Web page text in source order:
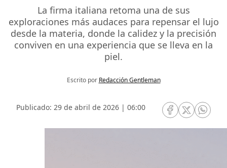
La firma italiana retoma una de sus
exploraciones más audaces para repensar el lujo
desde la materia, donde la calidez y la precisión
conviven en una experiencia que se lleva en la
piel.
Escrito por Redacción Gentleman
Publicado: 29 de abril de 2026 | 06:00
RRSS Facebook
RRSSRRSS